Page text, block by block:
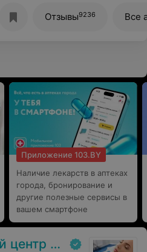
Отзывы9236 Все
Приложение 103.BY
Наличие лекарств в аптеках
города, бронирование и
другие полезные сервисы в
вашем смартфоне
косметологии